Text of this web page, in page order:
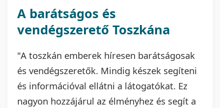
A barátságos és
vendégszerető Toszkána
"A toszkán emberek híresen barátságosak
és vendégszeretők. Mindig készek segíteni
és információval ellátni a látogatókat. Ez
nagyon hozzájárul az élményhez és segít a